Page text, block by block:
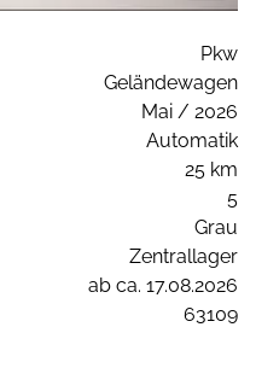
Pkw
Geländewagen
Mai / 2026
Automatik
25 km
5
Grau
Zentrallager
ab ca. 17.08.2026
63109